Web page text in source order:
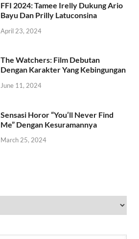
FFI 2024: Tamee Irelly Dukung Ario
Bayu Dan Prilly Latuconsina
April 23, 2024
The Watchers: Film Debutan
Dengan Karakter Yang Kebingungan
June 11, 2024
Sensasi Horor “You’ll Never Find
Me” Dengan Kesuramannya
March 25, 2024